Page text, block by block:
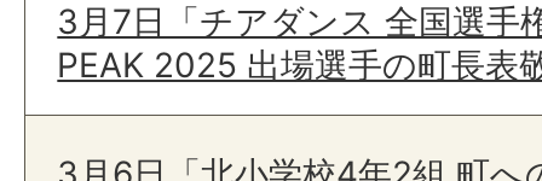
3月7日「チアダンス 全国選手
PEAK 2025 出場選手の町長表